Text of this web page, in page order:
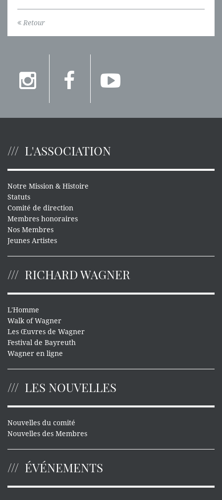
Retour
L'ASSOCIATION
Notre Mission & Histoire
Statuts
Comité de direction
Membres honoraires
Nos Membres
Jeunes Artistes
RICHARD WAGNER
L'Homme
Walk of Wagner
Les Œuvres de Wagner
Festival de Bayreuth
Wagner en ligne
LES NOUVELLES
Nouvelles du comité
Nouvelles des Membres
ÉVÉNEMENTS